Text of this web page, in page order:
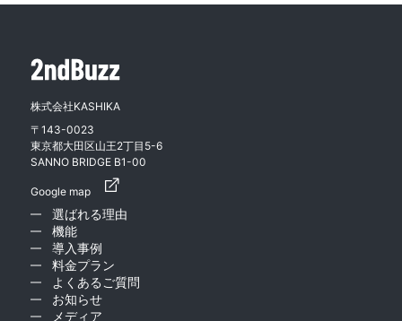
株式会社KASHIKA
〒143-0023
東京都大田区山王2丁目5-6
SANNO BRIDGE B1-00
Google map
選ばれる理由
機能
導入事例
料金プラン
よくあるご質問
お知らせ
メディア